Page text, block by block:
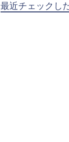
最近チェックし